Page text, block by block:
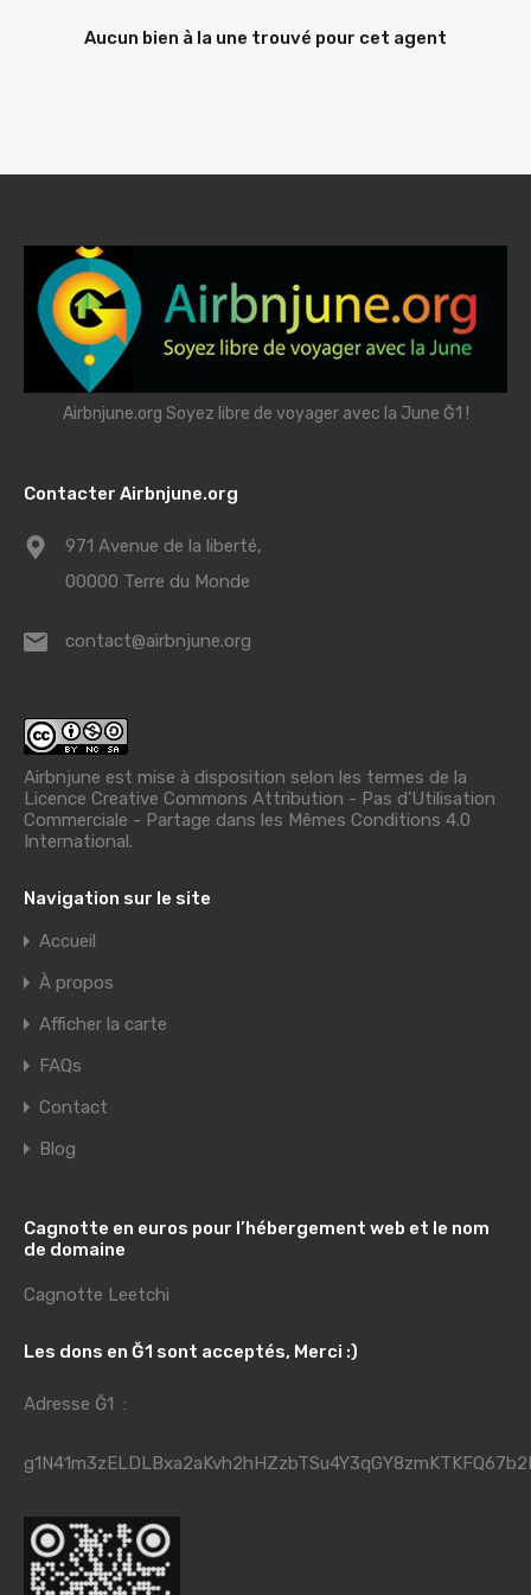
Aucun bien à la une trouvé pour cet agent
Airbnjune.org Soyez libre de voyager avec la June Ğ1 !
Contacter Airbnjune.org
971 Avenue de la liberté,
00000 Terre du Monde
contact@airbnjune.org
Airbnjune est mise à disposition selon les termes de la
Licence Creative Commons Attribution - Pas d’Utilisation
Commerciale - Partage dans les Mêmes Conditions 4.0
International.
Navigation sur le site
Accueil
À propos
Afficher la carte
FAQs
Contact
Blog
Cagnotte en euros pour l’hébergement web et le nom
de domaine
Cagnotte Leetchi
Les dons en Ğ1 sont acceptés, Merci :)
Adresse Ğ1 :